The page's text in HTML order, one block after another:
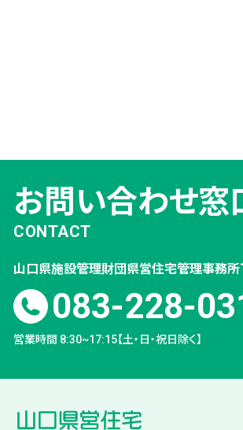
お問い合わせ窓
CONTACT
山口県施設管理財団県営住宅管理事務所
083-228-
営業時間 8:30~17:15【土・日・祝日除く】